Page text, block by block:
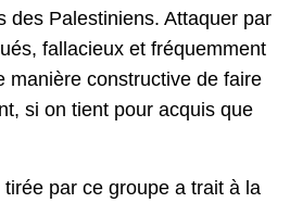
des Palestiniens. Attaquer par
fallacieux et fréquemment
manière constructive de faire
si on tient pour acquis que
par ce groupe a trait à la